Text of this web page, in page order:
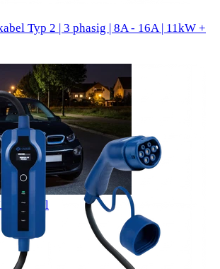
Typ 2 | 3 phasig | 8A - 16A | 11kW +